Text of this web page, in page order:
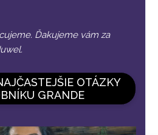
Ďakujeme vám za
OTÁZKY
GRANDE